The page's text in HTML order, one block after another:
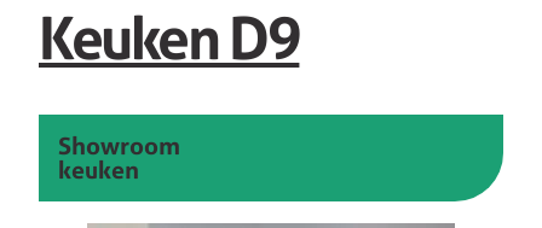
Keuken D9
Showroom
keuken